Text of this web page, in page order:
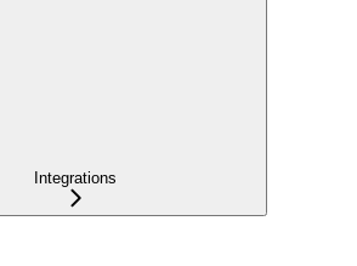
Integrations